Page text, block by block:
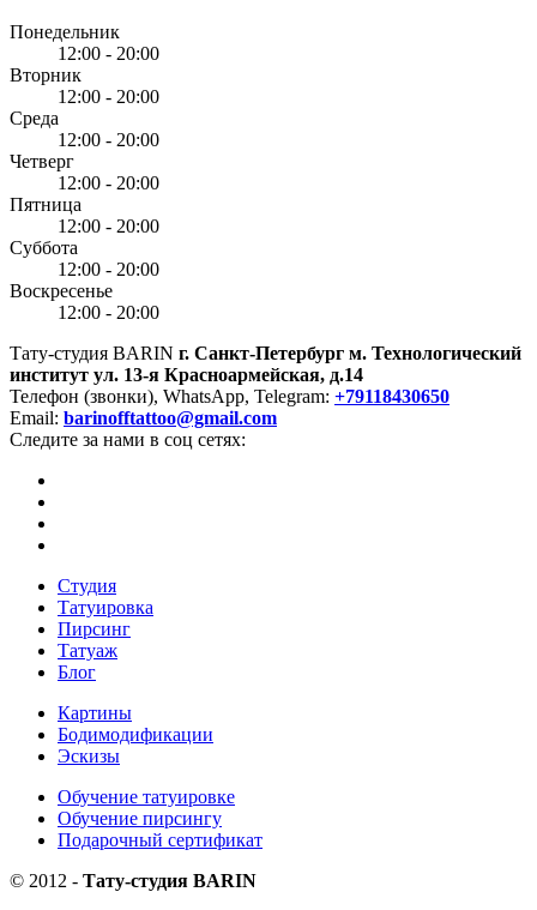
Понедельник
12:00 - 20:00
Вторник
12:00 - 20:00
Среда
12:00 - 20:00
Четверг
12:00 - 20:00
Пятница
12:00 - 20:00
Суббота
12:00 - 20:00
Воскресенье
12:00 - 20:00
Тату-студия BARIN г. Санкт-Петербург м. Технологический
институт ул. 13-я Красноармейская, д.14
Телефон (звонки), WhatsApp, Telegram: +79118430650
Email: barinofftattoo@gmail.com
Следите за нами в соц сетях:
Студия
Татуировка
Пирсинг
Татуаж
Блог
Картины
Бодимодификации
Эскизы
Обучение татуировке
Обучение пирсингу
Подарочный сертификат
© 2012 - Тату-студия BARIN